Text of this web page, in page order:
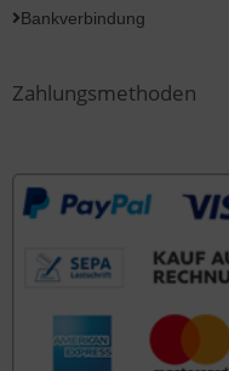
Bankverbindung
Zahlungsmethoden